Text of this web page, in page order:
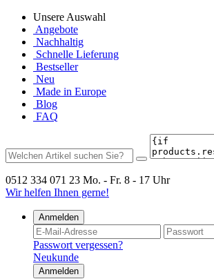
Unsere Auswahl
Angebote
Nachhaltig
Schnelle Lieferung
Bestseller
Neu
Made in Europe
Blog
FAQ
0512 334 071 23 Mo. - Fr. 8 - 17 Uhr
Wir helfen Ihnen gerne!
Anmelden
Passwort vergessen?
Neukunde
Anmelden